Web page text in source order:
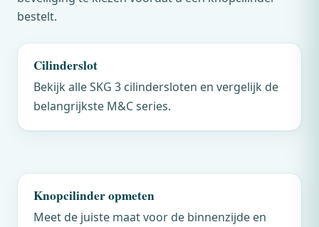
bestelt.
Cilinderslot
Bekijk alle SKG 3 cilindersloten en vergelijk de
belangrijkste M&Cseries.
Knopcilinder opmeten
Meet de juiste maat voor de binnenzijde en